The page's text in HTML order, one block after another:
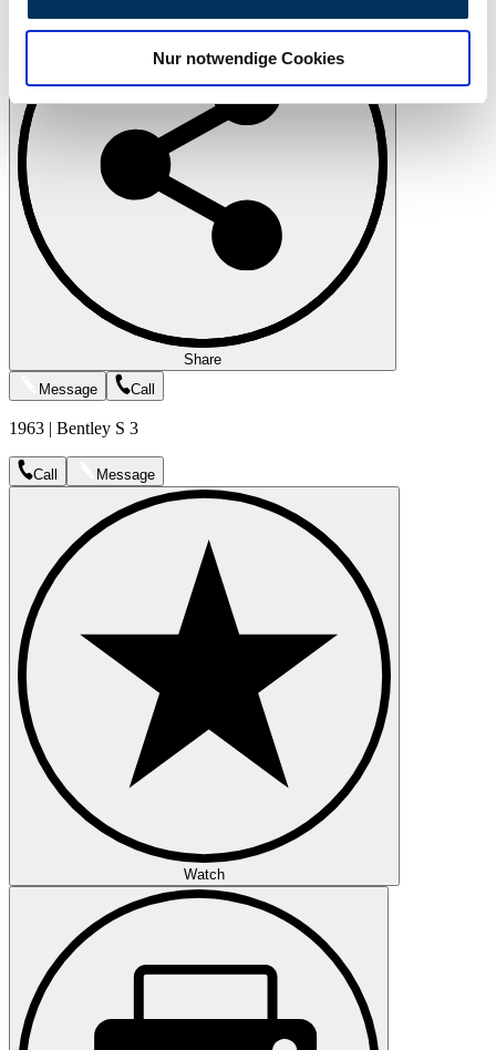
analysieren. Außerdem geben wir Informationen zu Ihrer
Verwendung unserer Website an unsere Partner für
soziale Medien, Werbung und Analysen weiter. Unsere
Partner führen diese Informationen möglicherweise mit
weiteren Daten zusammen, die Sie ihnen bereitgestellt
haben oder die sie im Rahmen Ihrer Nutzung der Dienste
gesammelt haben.
Datenschutzerklärung
Nur notwendige Cookies
Share
Message
Call
1963 | Bentley S 3
Call Message
Watch